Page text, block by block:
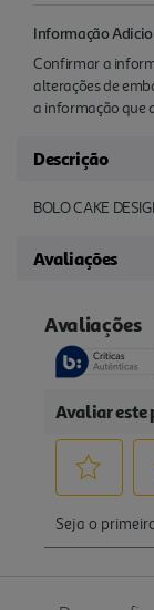
Informação
Confirmar a
alterações de
a informação que
Descrição
BOLO CAKE
Avaliações